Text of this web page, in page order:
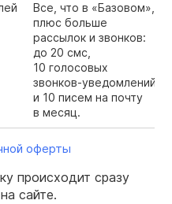
Все, что в «Базовом»,
плюс больше
рассылок и звонков:
до 20 смс,
10 голосовых
звонков‑уведомлений
и 10 писем на почту
в месяц.
оферты
происходит сразу
сайте.